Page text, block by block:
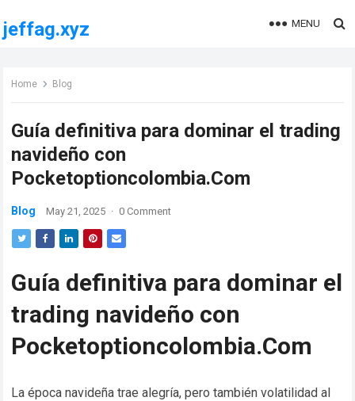
jeffag.xyz MENU
Home Blog
Guía definitiva para dominar el trading
navideño con
Pocketoptioncolombia.Com
Blog May 21, 2025 · 0 Comment
Guía definitiva para dominar el
trading navideño con
Pocketoptioncolombia.Com
La época navideña trae alegría, pero también volatilidad al